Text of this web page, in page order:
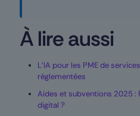
À lire aussi
L’IA pour les PME de
réglementées
Aides et subventions 2025 :
digital ?